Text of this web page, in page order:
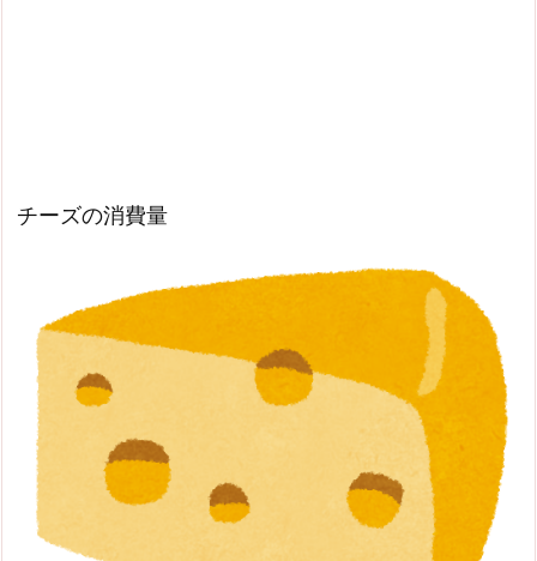
チーズの消費量